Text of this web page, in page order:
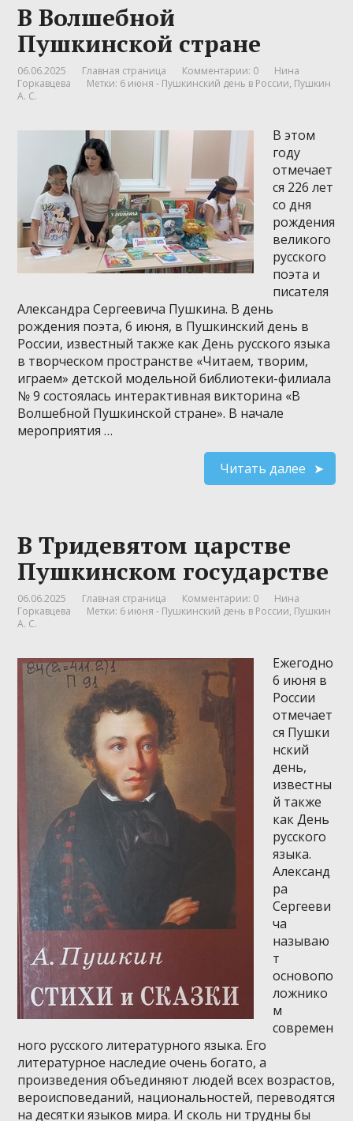
В Волшебной
Пушкинской стране
06.06.2025 Главная страница Комментарии: 0
Нина
Горкавцева
Метки: 6 июня - Пушкинский день в России, Пушкин
А. С.
В этом
году
отмечает
ся 226 лет
со дня
рождения
великого
русского
поэта и
писателя
Александра Сергеевича Пушкина. В день
рождения поэта, 6 июня, в Пушкинский день в
России, известный также как День русского языка
в творческом пространстве «Читаем, творим,
играем» детской модельной библиотеки-филиала
№ 9 состоялась интерактивная викторина «В
Волшебной Пушкинской стране». В начале
мероприятия …
Читать далее
В Тридевятом царстве
Пушкинском государстве
06.06.2025 Главная страница Комментарии: 0
Нина
Горкавцева
Метки: 6 июня - Пушкинский день в России, Пушкин
А. С.
Ежегодно
6 июня в
России
отмечает
ся Пушки
нский
день,
известны
й также
как День
русского
языка.
Александ
ра
Сергееви
ча
называю
т
основопо
ложнико
м
современ
ного русского литературного языка. Его
литературное наследие очень богато, а
произведения объединяют людей всех возрастов,
вероисповеданий, национальностей, переводятся
на десятки языков мира. И сколь ни трудны бы